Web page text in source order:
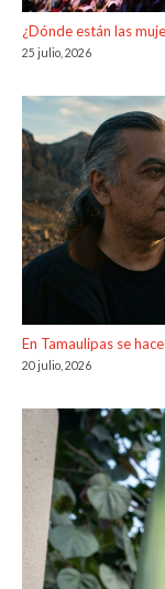
¿Dónde están las
25 julio, 2026
En Tamaulipas se
20 julio, 2026